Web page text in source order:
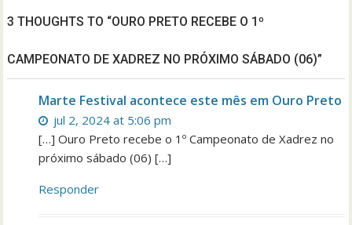
3 THOUGHTS TO “OURO PRETO RECEBE O 1º
CAMPEONATO DE XADREZ NO PRÓXIMO SÁBADO (06)”
Marte Festival acontece este mês em Ouro Preto
jul 2, 2024 at 5:06 pm
[…] Ouro Preto recebe o 1º Campeonato de Xadrez no
próximo sábado (06) […]
Responder